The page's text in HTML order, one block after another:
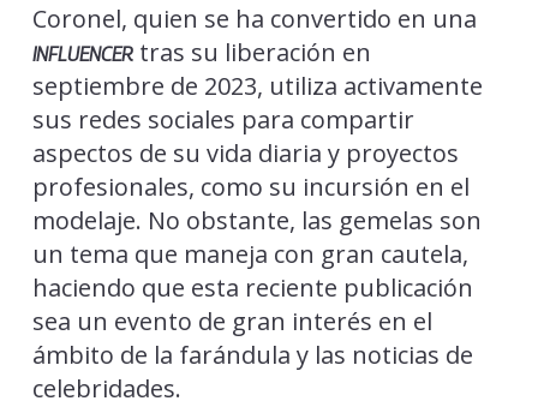
Coronel, quien se ha convertido en una
INFLUENCERtras su liberación en
septiembre de 2023, utiliza activamente
sus redes sociales para compartir
aspectos de su vida diaria y proyectos
profesionales, como su incursión en el
modelaje. No obstante, las gemelas son
un tema que maneja con gran cautela,
haciendo que esta reciente publicación
sea un evento de gran interés en el
ámbito de la farándula y las noticias de
celebridades.